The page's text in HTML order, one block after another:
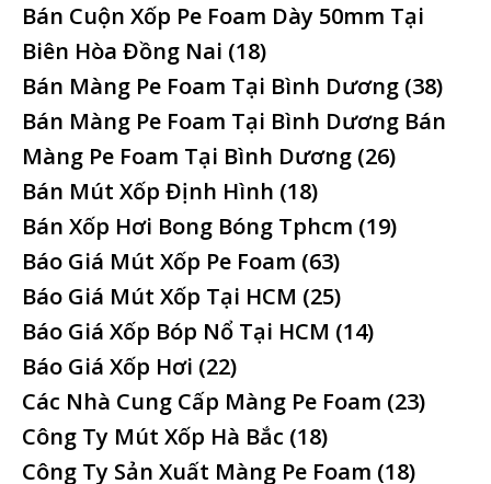
Bán Cuộn Xốp Pe Foam Dày 50mm Tại
Biên Hòa Đồng Nai (18)
Bán Màng Pe Foam Tại Bình Dương (38)
Bán Màng Pe Foam Tại Bình Dương Bán
Màng Pe Foam Tại Bình Dương (26)
Bán Mút Xốp Định Hình (18)
Bán Xốp Hơi Bong Bóng Tphcm (19)
Báo Giá Mút Xốp Pe Foam (63)
Báo Giá Mút Xốp Tại HCM (25)
Báo Giá Xốp Bóp Nổ Tại HCM (14)
Báo Giá Xốp Hơi (22)
Các Nhà Cung Cấp Màng Pe Foam (23)
Công Ty Mút Xốp Hà Bắc (18)
Công Ty Sản Xuất Màng Pe Foam (18)